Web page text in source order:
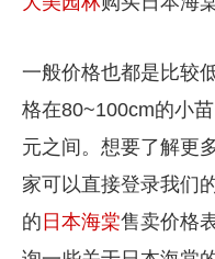
一般价格也都是比较
格在80~100cm的小
元之间。想要了解更
家可以直接登录我们
的 日本海棠售卖价格